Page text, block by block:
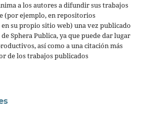
a los autores a difundir sus trabajos
(por ejemplo, en repositorios
su propio sitio web) una vez publicado
Sphera Publica, ya que puede dar lugar
así como a una citación más
de los trabajos publicados